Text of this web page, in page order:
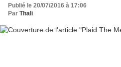
Publié le 20/07/2016 à 17:06
Par Thali